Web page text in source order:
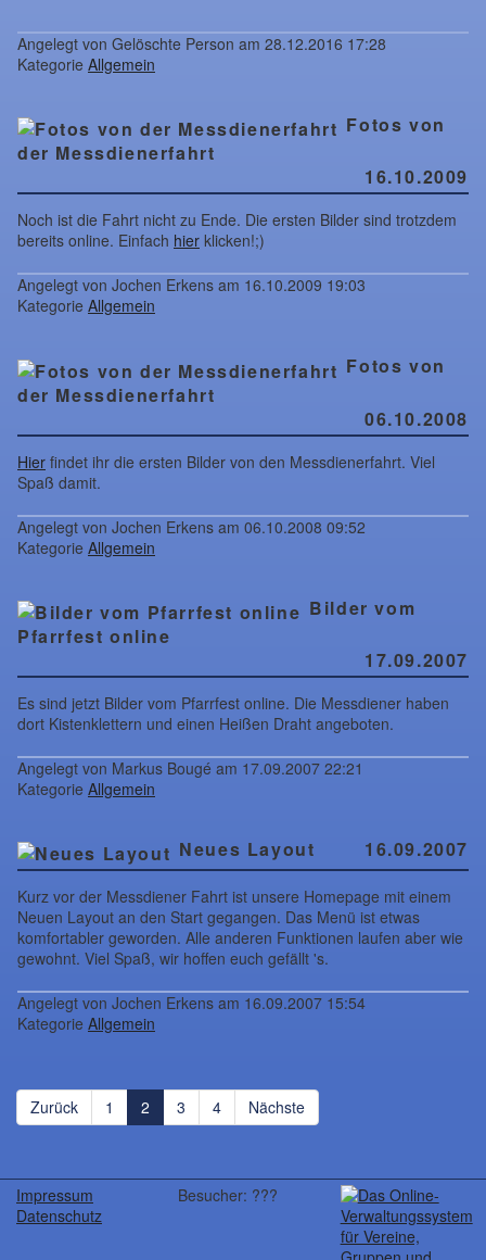
Angelegt von Gelöschte Person am 28.12.2016 17:28
Kategorie Allgemein
Fotos von
der Messdienerfahrt
16.10.2009
Noch ist die Fahrt nicht zu Ende. Die ersten Bilder sind trotzdem
bereits online. Einfach hier klicken!;)
Angelegt von Jochen Erkens am 16.10.2009 19:03
Kategorie Allgemein
Fotos von
der Messdienerfahrt
06.10.2008
Hier findet ihr die ersten Bilder von den Messdienerfahrt. Viel
Spaß damit.
Angelegt von Jochen Erkens am 06.10.2008 09:52
Kategorie Allgemein
Bilder vom
Pfarrfest online
17.09.2007
Es sind jetzt Bilder vom Pfarrfest online. Die Messdiener haben
dort Kistenklettern und einen Heißen Draht angeboten.
Angelegt von Markus Bougé am 17.09.2007 22:21
Kategorie Allgemein
Neues Layout 16.09.2007
Kurz vor der Messdiener Fahrt ist unsere Homepage mit einem
Neuen Layout an den Start gegangen. Das Menü ist etwas
komfortabler geworden. Alle anderen Funktionen laufen aber wie
gewohnt. Viel Spaß, wir hoffen euch gefällt 's.
Angelegt von Jochen Erkens am 16.09.2007 15:54
Kategorie Allgemein
Zurück 1 2 3 4 Nächste
Impressum
Datenschutz
Besucher: ???